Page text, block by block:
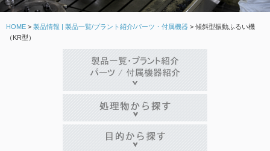
HOME > 製品情報 | 製品一覧/プラント紹介/パーツ・付属機器 > 傾斜型振動ふるい機
（KR型）